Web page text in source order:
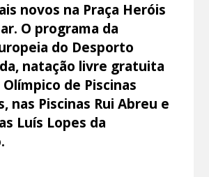
novos na Praça Heróis
O programa da
do Desporto
natação livre gratuita
de Piscinas
nas Piscinas Rui Abreu e
Luís Lopes da